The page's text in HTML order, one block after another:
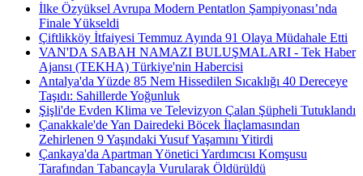
İlke Özyüksel Avrupa Modern Pentatlon Şampiyonası’nda
Finale Yükseldi
Çiftlikköy İtfaiyesi Temmuz Ayında 91 Olaya Müdahale Etti
VAN'DA SABAH NAMAZI BULUŞMALARI - Tek Haber
Ajansı (TEKHA) Türkiye'nin Habercisi
Antalya'da Yüzde 85 Nem Hissedilen Sıcaklığı 40 Dereceye
Taşıdı: Sahillerde Yoğunluk
Şişli'de Evden Klima ve Televizyon Çalan Şüpheli Tutuklandı
Çanakkale'de Yan Dairedeki Böcek İlaçlamasından
Zehirlenen 9 Yaşındaki Yusuf Yaşamını Yitirdi
Çankaya'da Apartman Yönetici Yardımcısı Komşusu
Tarafından Tabancayla Vurularak Öldürüldü